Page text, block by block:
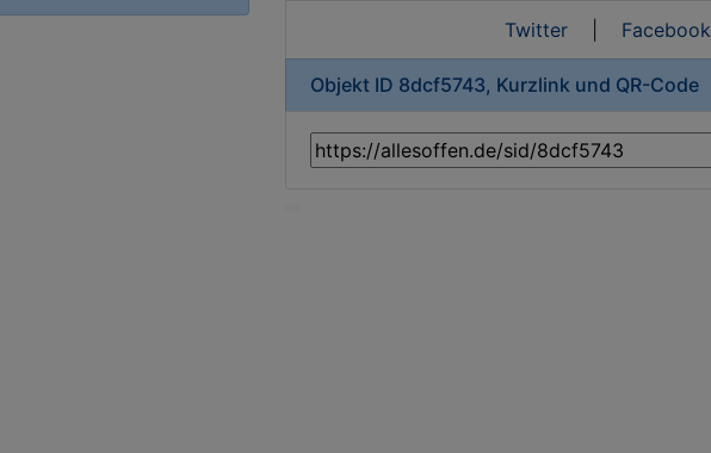
Twitter| Facebook
Objekt ID 8dcf5743, Kurzlink und QR-Code